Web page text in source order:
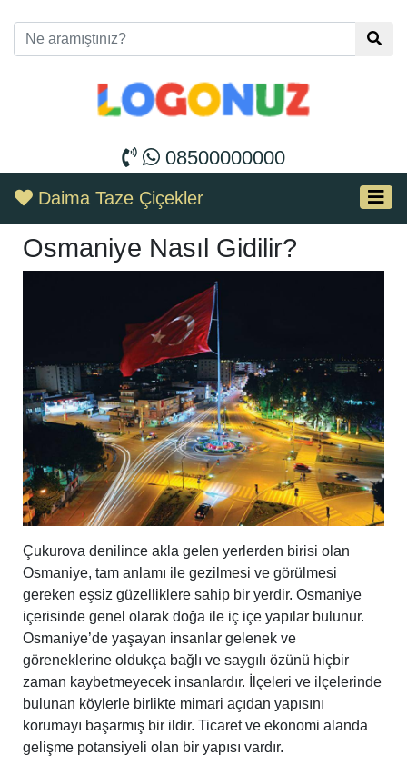
08500000000
Daima Taze Çiçekler
Osmaniye Nasıl Gidilir?
Çukurova denilince akla gelen yerlerden birisi olan
Osmaniye, tam anlamı ile gezilmesi ve görülmesi
gereken eşsiz güzelliklere sahip bir yerdir. Osmaniye
içerisinde genel olarak doğa ile iç içe yapılar bulunur.
Osmaniye’de yaşayan insanlar gelenek ve
göreneklerine oldukça bağlı ve saygılı özünü hiçbir
zaman kaybetmeyecek insanlardır. İlçeleri ve ilçelerinde
bulunan köylerle birlikte mimari açıdan yapısını
korumayı başarmış bir ildir. Ticaret ve ekonomi alanda
gelişme potansiyeli olan bir yapısı vardır.